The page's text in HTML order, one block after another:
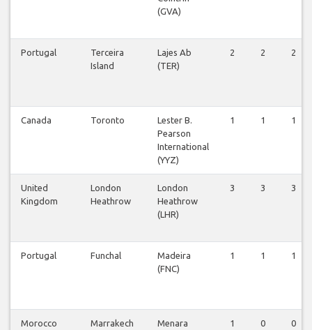
(GVA)
Portugal
Terceira
Island
Lajes Ab
(TER)
2 2 2
Canada Toronto
Lester B.
Pearson
International
(YYZ)
1 1 1
United
Kingdom
London
Heathrow
London
Heathrow
(LHR)
3 3 3
Portugal Funchal
Madeira
(FNC)
1 1 1
Morocco Marrakech
Menara
1 0 0